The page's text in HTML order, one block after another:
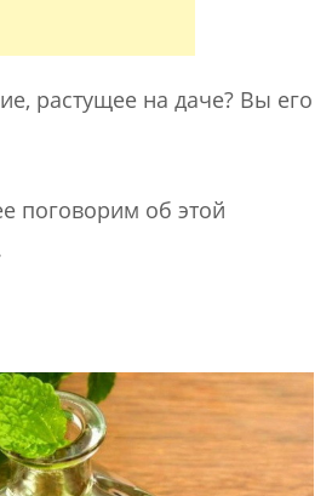
растущее на даче? Вы его
поговорим об этой